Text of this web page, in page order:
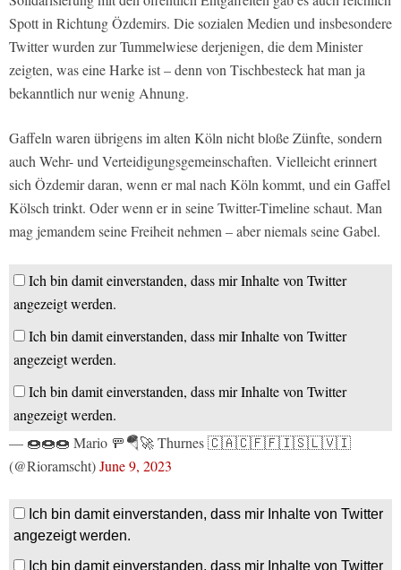
Spott in Richtung Özdemirs. Die sozialen Medien und insbesondere
Twitter wurden zur Tummelwiese derjenigen, die dem Minister
zeigten, was eine Harke ist – denn von Tischbesteck hat man ja
bekanntlich nur wenig Ahnung.
Gaffeln waren übrigens im alten Köln nicht bloße Zünfte, sondern
auch Wehr- und Verteidigungsgemeinschaften. Vielleicht erinnert
sich Özdemir daran, wenn er mal nach Köln kommt, und ein Gaffel
Kölsch trinkt. Oder wenn er in seine Twitter-Timeline schaut. Man
mag jemandem seine Freiheit nehmen – aber niemals seine Gabel.
Ich bin damit einverstanden, dass mir Inhalte von Twitter
angezeigt werden.
Ich bin damit einverstanden, dass mir Inhalte von Twitter
angezeigt werden.
Ich bin damit einverstanden, dass mir Inhalte von Twitter
angezeigt werden.
— 🍩🍩🍩 Mario 🚥🪂🚀 Thurnes 🇨🇦🇨🇫🇫🇮🇸🇱🇻🇮
(@Rioramscht)June 9, 2023
Ich bin damit einverstanden, dass mir Inhalte von Twitter
angezeigt werden.
Ich bin damit einverstanden, dass mir Inhalte von Twitter